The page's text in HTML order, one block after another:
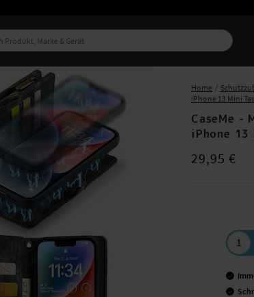
Home
iPhone 13 Mini
CaseMe
iPhone 13
Preis:29,95 €
29,95 €